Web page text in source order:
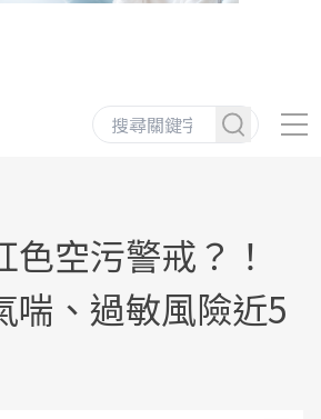
色空污警戒？！
喘、過敏風險近5